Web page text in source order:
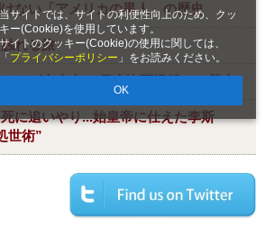
当サイトでは、サイトの利便性向上のため、クッ
キー(Cookie)を使用しています。
サイトのクッキー(Cookie)の使用に関しては、
「 プライバシーポリシー 」をお読みください。
OK
ない「アメリカの黒人」の歴史
れる旅
けば大丈夫！ 日本海軍艦艇10の基本
に追いやり...始皇帝に仕えた李斯
世術”